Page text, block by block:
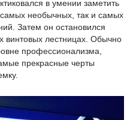
в умении заметить
самых необычных, так и самых
Затем он остановился
винтовых лестницах. Обычно
профессионализма,
прекрасные черты